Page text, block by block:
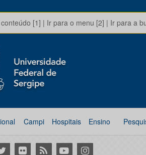
[1] | Ir para o menu [2] | Ir para a
Campi Hospitais Ensino
Flickr RSS YoutubeInstagram